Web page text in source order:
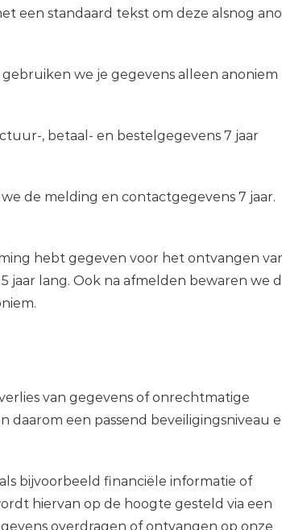
een standaard tekst om deze alsnog
we je gegevens alleen anoniem
, betaal- en bestelgegevens 7 jaar
de melding en contactgegevens 7 jaar.
hebt gegeven voor het ontvangen
jaar lang. Ook na afmelden bewaren we
van gegevens of onrechtmatige
daarom een passend beveiligingsniveau
bijvoorbeeld financiële informatie of
hiervan op de hoogte gesteld via een
overdragen of ontvangen op onze